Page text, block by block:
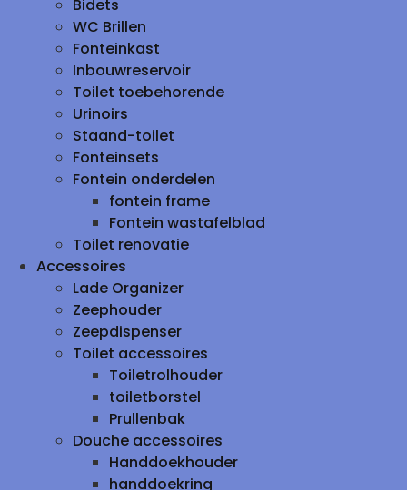
Bidets
WC Brillen
Fonteinkast
Inbouwreservoir
Toilet toebehorende
Urinoirs
Staand-toilet
Fonteinsets
Fontein onderdelen
fontein frame
Fontein wastafelblad
Toilet renovatie
Accessoires
Lade Organizer
Zeephouder
Zeepdispenser
Toilet accessoires
Toiletrolhouder
toiletborstel
Prullenbak
Douche accessoires
Handdoekhouder
handdoekring